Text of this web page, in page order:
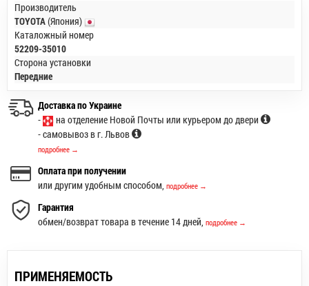
Производитель
TOYOTA(Япония)
Каталожный номер
52209-35010
Сторона установки
Передние
Доставка по Украине
-
на отделение Новой Почты или курьером до двери
- самовывоз в г. Львов
подробнее →
Оплата при получении
или другим удобным способом, подробнее →
Гарантия
обмен/возврат товара в течение 14 дней, подробнее →
ПРИМЕНЯЕМОСТЬ